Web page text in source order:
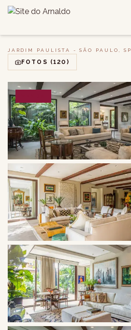
JARDIM PAULISTA - SÃO PAULO, SP
FOTOS (120)